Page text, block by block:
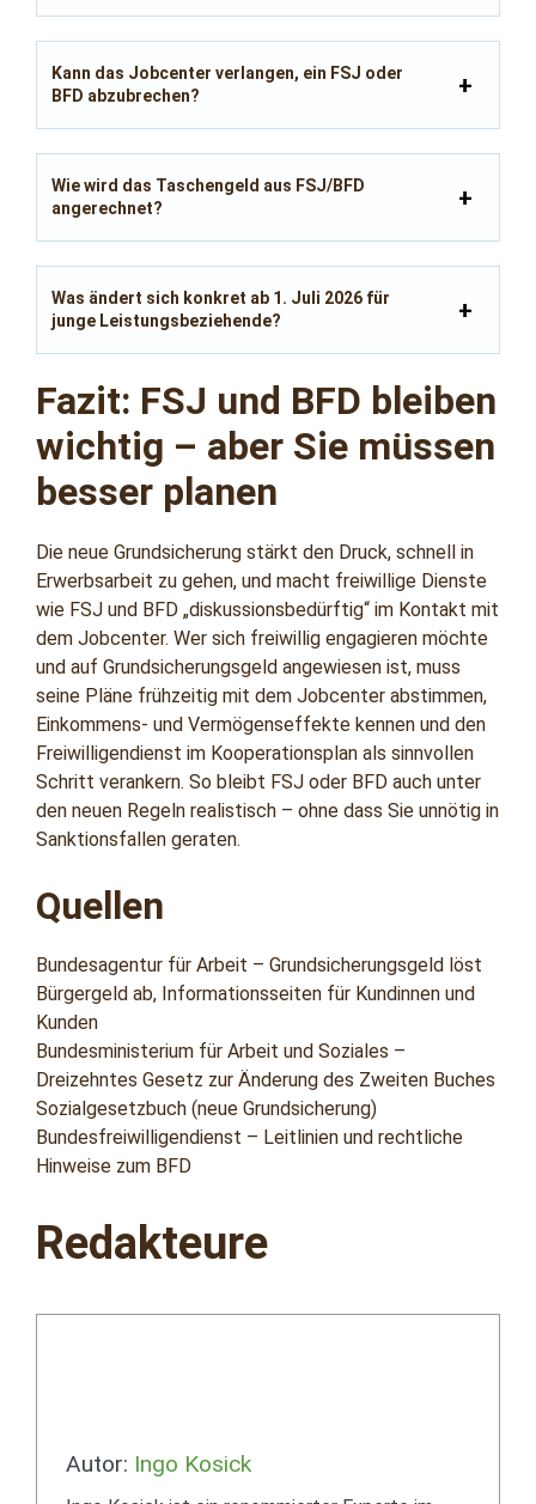
Kann das Jobcenter verlangen, ein FSJ oder
BFD abzubrechen?
Wie wird das Taschengeld aus FSJ/BFD
angerechnet?
Was ändert sich konkret ab 1. Juli 2026 für
junge Leistungsbeziehende?
Fazit: FSJ und BFD bleiben
wichtig – aber Sie müssen
besser planen
Die neue Grundsicherung stärkt den Druck, schnell in
Erwerbsarbeit zu gehen, und macht freiwillige Dienste
wie FSJ und BFD „diskussionsbedürftig“ im Kontakt mit
dem Jobcenter. Wer sich freiwillig engagieren möchte
und auf Grundsicherungsgeld angewiesen ist, muss
seine Pläne frühzeitig mit dem Jobcenter abstimmen,
Einkommens- und Vermögenseffekte kennen und den
Freiwilligendienst im Kooperationsplan als sinnvollen
Schritt verankern. So bleibt FSJ oder BFD auch unter
den neuen Regeln realistisch – ohne dass Sie unnötig in
Sanktionsfallen geraten.
Quellen
Bundesagentur für Arbeit – Grundsicherungsgeld löst
Bürgergeld ab, Informationsseiten für Kundinnen und
Kunden
Bundesministerium für Arbeit und Soziales –
Dreizehntes Gesetz zur Änderung des Zweiten Buches
Sozialgesetzbuch (neue Grundsicherung)
Bundesfreiwilligendienst – Leitlinien und rechtliche
Hinweise zum BFD
Redakteure
Autor: Ingo Kosick